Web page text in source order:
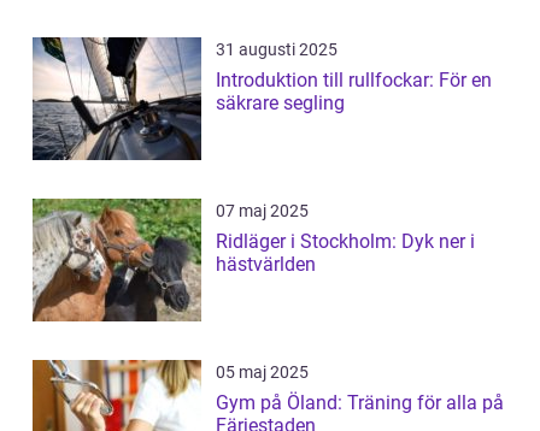
31 augusti 2025
Introduktion till rullfockar: För en
säkrare segling
07 maj 2025
Ridläger i Stockholm: Dyk ner i
hästvärlden
05 maj 2025
Gym på Öland: Träning för alla på
Färjestaden